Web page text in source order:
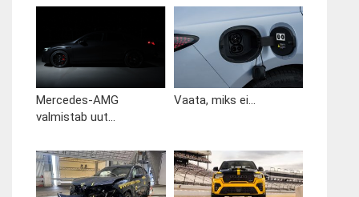
Mercedes-AMG
valmistab uut...
Vaata, miks ei...